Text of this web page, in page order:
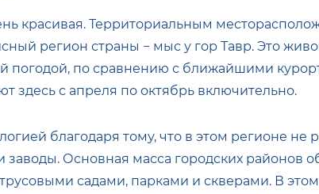
красивая. Территориальным
регион страны − мыс у гор Тавр. Это
погодой, по сравнению с ближайшими
здесь с апреля по октябрь включительно.
благодаря тому, что в этом регионе не
заводы. Основная масса городских районов
садами, парками и скверами. В